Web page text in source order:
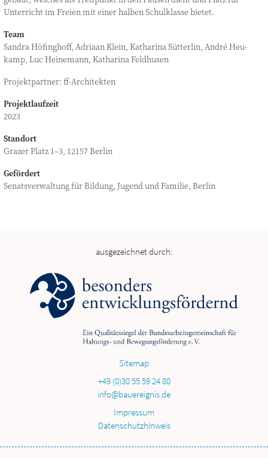
Unter­richt im Frei­en mit einer hal­ben Schul­klas­se bietet.
Team
San­dra Höfing­hoff, Adria­an Klein, Katha­ri­na Süt­ter­lin, André Heu­
kamp, Luc Hei­ne­mann, Katha­ri­na Feldhusen
Pro­jekt­part­ner: ff-Architekten
Projektlaufzeit
2023
Standort
Gra­zer Platz 1–3, 12157 Berlin
Gefördert
Senats­ver­wal­tung für Bil­dung, Jugend und Fami­lie, Berlin
ausgezeichnet durch:
Sitemap
+49 (0)30 55 59 24 80
info@bauereignis.de
Impressum
Datenschutzhinweis